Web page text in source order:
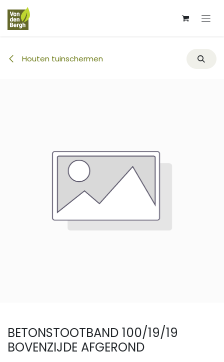
Overslaan naar inhoud
Houten tuinschermen
BETONSTOOTBAND 100/19/19
BOVENZIJDE AFGEROND